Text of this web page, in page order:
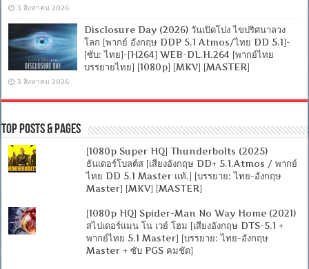
3 สิงหาคม 2026
Disclosure Day (2026) วันเปิดโปง ไขปริศนาลวง
โลก [พากย์ อังกฤษ DDP 5.1 Atmos/ไทย DD 5.1]-
[ซับ: ไทย]-[H264] WEB-DL.H.264 [พากย์ไทย
บรรยายไทย] [1080p] [MKV] [MASTER]
3 สิงหาคม 2026
Top Posts & Pages
[1080p Super HQ] Thunderbolts (2025)
ธันเดอร์โบลต์ส [เสียงอังกฤษ DD+ 5.1.Atmos / พากย์
ไทย DD 5.1 Master แท้.] [บรรยาย: ไทย-อังกฤษ
Master] [MKV] [MASTER]
[1080p HQ] Spider-Man No Way Home (2021)
สไปเดอร์แมน โน เวย์ โฮม [เสียงอังกฤษ DTS-5.1 +
พากย์ไทย 5.1 Master] [บรรยาย: ไทย-อังกฤษ
Master + ซับ PGS คมชัด]